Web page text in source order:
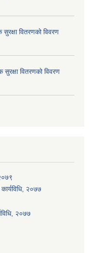
वितरणको विवरण
वितरणको विवरण
२०७७
२०७७